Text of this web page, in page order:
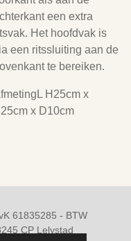
een extra
Het hoofdvak is
een ritssluiting aan de
te bereiken.
H25cm x
x D10cm
61835285 - BTW
CP Lelystad